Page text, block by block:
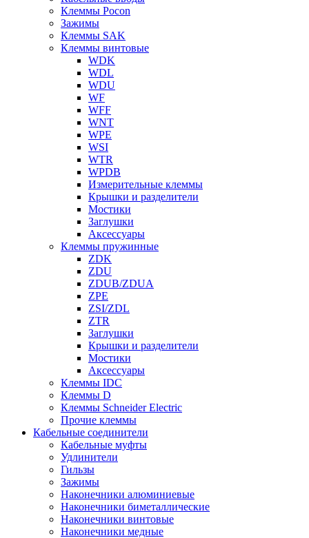
Клеммы Pocon
Зажимы
Клеммы SAK
Клеммы винтовые
WDK
WDL
WDU
WF
WFF
WNT
WPE
WSI
WTR
WPDB
Измерительные клеммы
Крышки и разделители
Мостики
Заглушки
Аксессуары
Клеммы пружинные
ZDK
ZDU
ZDUB/ZDUA
ZPE
ZSI/ZDL
ZTR
Заглушки
Крышки и разделители
Мостики
Аксессуары
Клеммы IDC
Клеммы D
Клеммы Schneider Electric
Прочие клеммы
Кабельные соединители
Кабельные муфты
Удлинители
Гильзы
Зажимы
Наконечники алюминиевые
Наконечники биметаллические
Наконечники винтовые
Наконечники медные